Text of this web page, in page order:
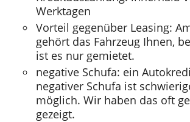
Werktagen
Vorteil gegenüber Leasing:
gehört das Fahrzeug Ihnen,
ist es nur gemietet.
negative Schufa: ein
negativer Schufa ist
möglich. Wir haben das oft
gezeigt.